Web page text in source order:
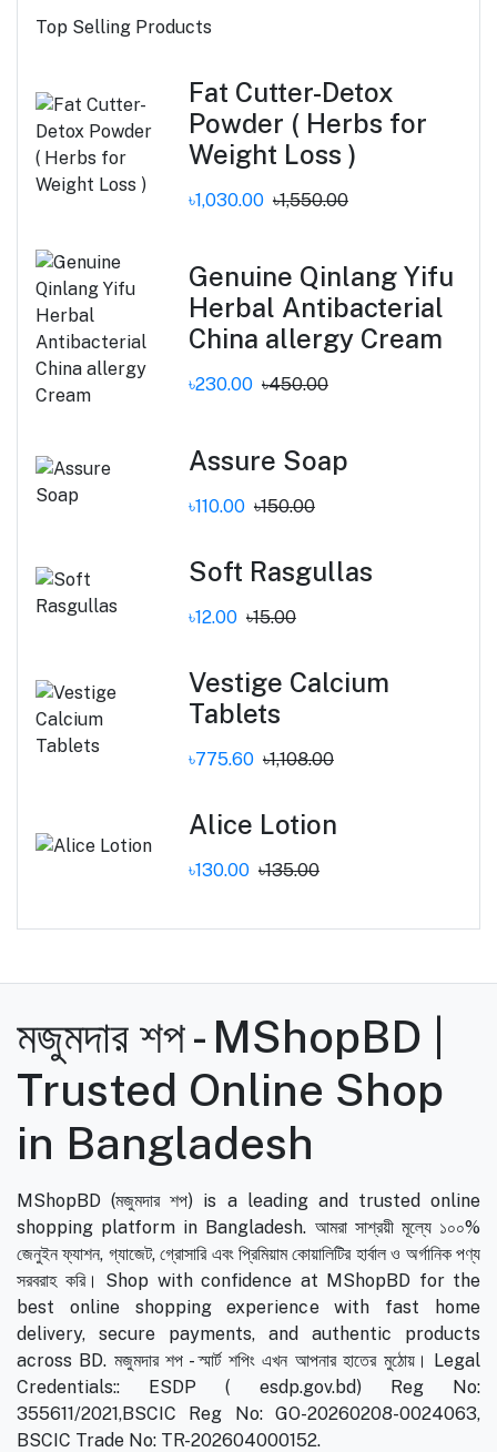
Top Selling Products
Fat Cutter-Detox
Powder ( Herbs for
Weight Loss )
৳1,030.00 ৳1,550.00
Genuine Qinlang Yifu
Herbal Antibacterial
China allergy Cream
৳230.00 ৳450.00
Assure Soap
৳110.00 ৳150.00
Soft Rasgullas
৳12.00 ৳15.00
Vestige Calcium
Tablets
৳775.60 ৳1,108.00
Alice Lotion
৳130.00 ৳135.00
মজুমদার শপ - MShopBD |
Trusted Online Shop
in Bangladesh
MShopBD (মজুমদার শপ) is a leading and trusted online
shopping platform in Bangladesh. আমরা সাশ্রয়ী মূল্যে ১০০%
জেনুইন ফ্যাশন, গ্যাজেট, গ্রোসারি এবং প্রিমিয়াম কোয়ালিটির হার্বাল ও অর্গানিক পণ্য
সরবরাহ করি। Shop with confidence at MShopBD for the
best online shopping experience with fast home
delivery, secure payments, and authentic products
across BD. মজুমদার শপ - স্মার্ট শপিং এখন আপনার হাতের মুঠোয়। Legal
Credentials:: ESDP ( esdp.gov.bd) Reg No:
355611/2021,BSCIC Reg No: GO-20260208-0024063,
BSCIC Trade No: TR-202604000152.